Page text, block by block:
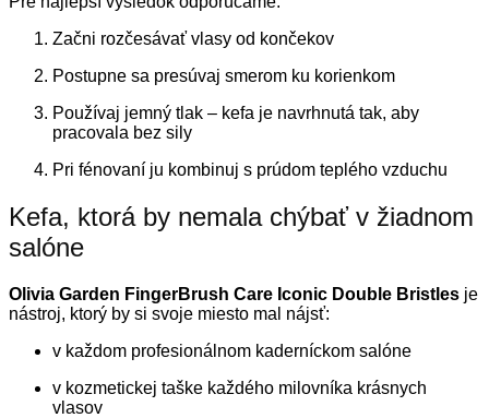
Začni rozčesávať vlasy od končekov
Postupne sa presúvaj smerom ku korienkom
Používaj jemný tlak – kefa je navrhnutá tak, aby
pracovala bez sily
Pri fénovaní ju kombinuj s prúdom teplého vzduchu
Kefa, ktorá by nemala chýbať v žiadnom
salóne
Olivia Garden FingerBrush Care Iconic Double Bristles je
nástroj, ktorý by si svoje miesto mal nájsť:
v každom profesionálnom kaderníckom salóne
v kozmetickej taške každého milovníka krásnych
vlasov